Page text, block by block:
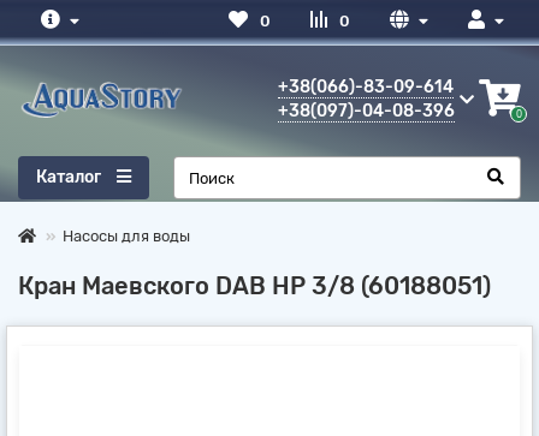
0
0
+38(066)-83-09-614
+38(097)-04-08-396
0
Каталог
Насосы для воды
Кран Маевского DAB НР 3/8 (60188051)